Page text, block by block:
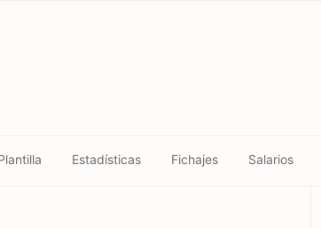
Estadísticas Fichajes Salarios